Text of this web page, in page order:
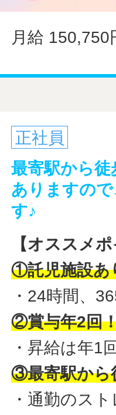
月給 150,750
正社員
最寄駅から
ありますの
す♪
【オススメポ
①託児施設あ
・24時間、
②賞与年2回
・昇給は年1
③最寄駅から
・通勤のス